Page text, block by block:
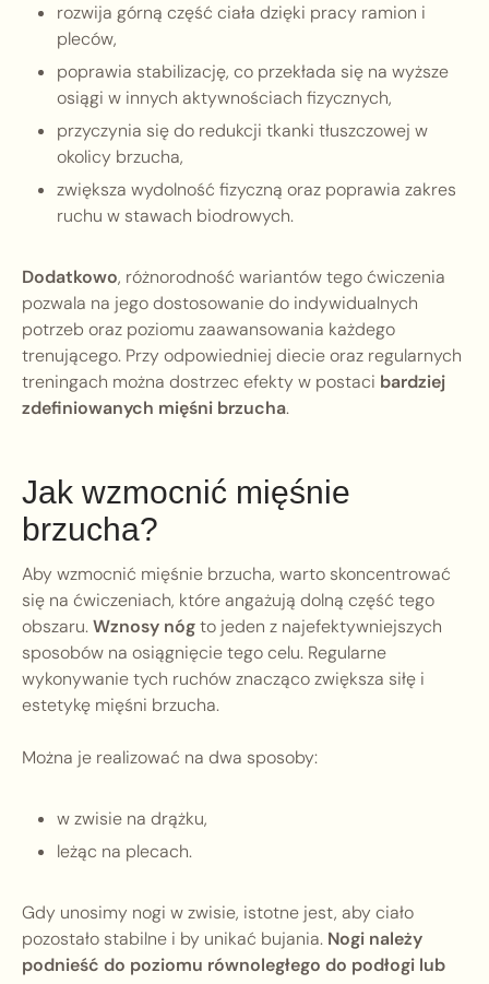
rozwija górną część ciała dzięki pracy ramion i
pleców,
poprawia stabilizację, co przekłada się na wyższe
osiągi w innych aktywnościach fizycznych,
przyczynia się do redukcji tkanki tłuszczowej w
okolicy brzucha,
zwiększa wydolność fizyczną oraz poprawia zakres
ruchu w stawach biodrowych.
Dodatkowo, różnorodność wariantów tego ćwiczenia
pozwala na jego dostosowanie do indywidualnych
potrzeb oraz poziomu zaawansowania każdego
trenującego. Przy odpowiedniej diecie oraz regularnych
treningach można dostrzec efekty w postaci bardziej
zdefiniowanych mięśni brzucha.
Jak wzmocnić mięśnie
brzucha?
Aby wzmocnić mięśnie brzucha, warto skoncentrować
się na ćwiczeniach, które angażują dolną część tego
obszaru.Wznosy nógto jeden z najefektywniejszych
sposobów na osiągnięcie tego celu. Regularne
wykonywanie tych ruchów znacząco zwiększa siłę i
estetykę mięśni brzucha.
Można je realizować na dwa sposoby:
w zwisie na drążku,
leżąc na plecach.
Gdy unosimy nogi w zwisie, istotne jest, aby ciało
pozostało stabilne i by unikać bujania. Nogi należy
podnieść do poziomu równoległego do podłogi lub